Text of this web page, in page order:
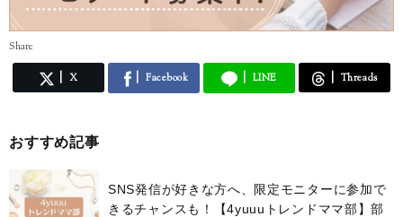
Share
X Facebook LINE Threads
おすすめ記事
SNS発信が好きな方へ、限定モニターに参加で
きるチャンスも！【4yuuuトレンドママ部】部